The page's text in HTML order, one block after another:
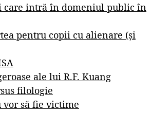
care intră în domeniul public în
pentru copii cu alienare (și
ale lui R.F. Kuang
filologie
să fie victime